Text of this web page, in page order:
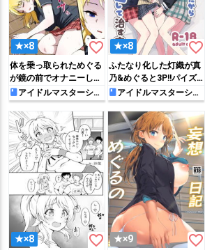
★×8 favorite_border
体を乗っ取られためぐる
が鏡の前でオナニーした
り、AVデビューするこ
とになって…正常位や騎
乗位でハメて気持ちよく
なっちゃう♡
アイドルマスターシャ
イニーカラーズ
★×8 favorite_border
ふたなり化した灯織が真
乃&めぐると3P!!パイズ
リやフェラをされたり交
互に騎乗位でハメられち
ゃう!!
アイドルマスターシャ
イニーカラーズ
★×8 favorite_border ★×9 favorite_border